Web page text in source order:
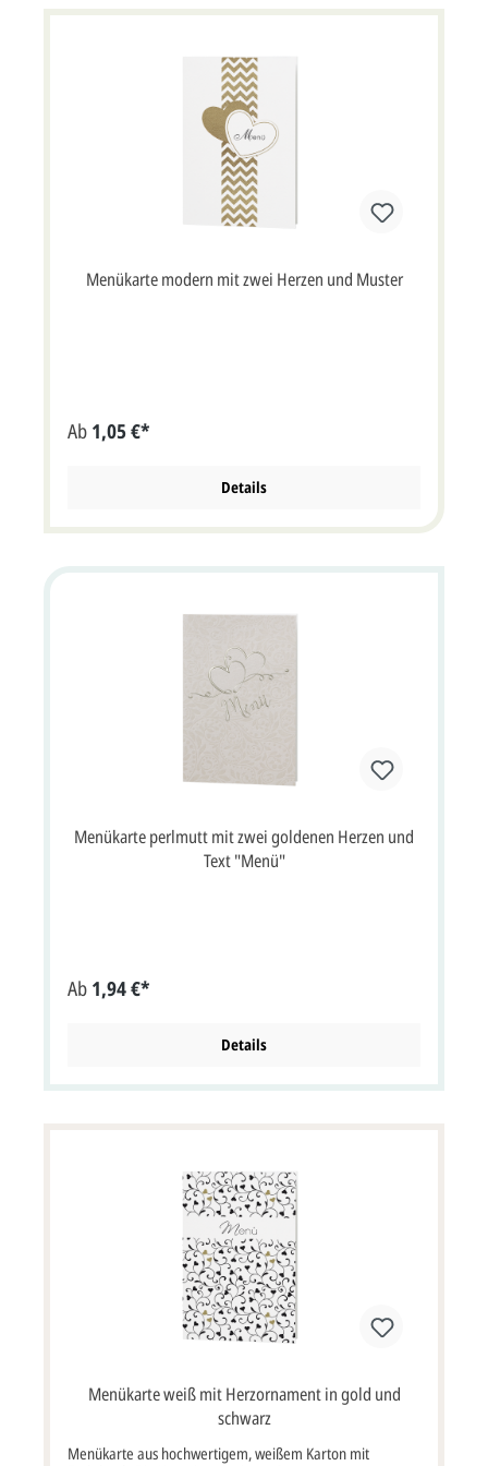
Menükarte modern mit zwei Herzen und Muster
Ab 1,05 €*
Details
Menükarte perlmutt mit zwei goldenen Herzen und
Text "Menü"
Ab 1,94 €*
Details
Menükarte weiß mit Herzornament in gold und
schwarz
Menükarte aus hochwertigem, weißem Karton mit